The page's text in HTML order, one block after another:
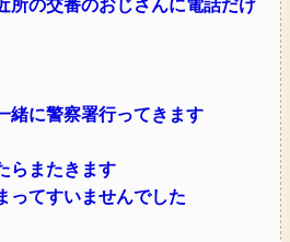
所の交番のおじさんに電話だけ
緒に警察署行ってきます
らまたきます
ってすいませんでした